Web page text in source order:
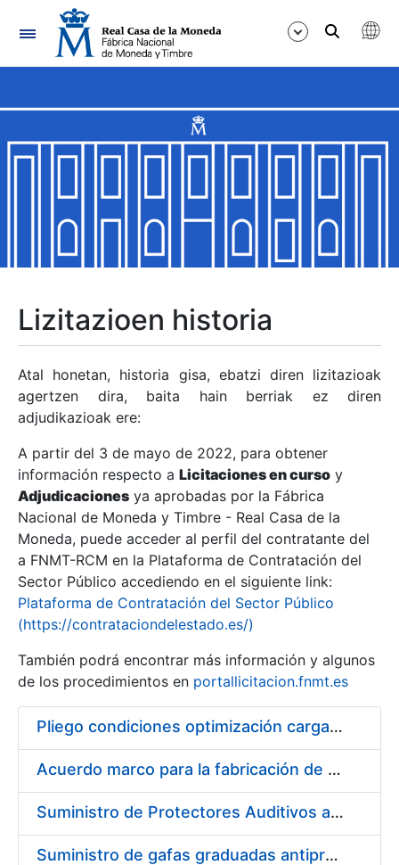
Nabigazioa
Erakutsi/Ezkutatu
Erakutsi/Ezkutatu
Erakutsi/Ezkutatu
Erakutsi/Ezkutatu
Erakutsi/Ezkutatu
Erakutsi/Ezkutatu
Erakutsi/Ezkutatu
Erakutsi/Ezkutatu
Lizitazioen historia
Atal honetan, historia gisa, ebatzi diren lizitazioak
agertzen dira, baita hain berriak ez diren
adjudikazioak ere:
A partir del 3 de mayo de 2022, para obtener
información respecto a Licitaciones en curso y
Adjudicaciones ya aprobadas por la Fábrica
Nacional de Moneda y Timbre - Real Casa de la
Moneda, puede acceder al perfil del contratante del
a FNMT-RCM en la Plataforma de Contratación del
Sector Público accediendo en el siguiente link:
Plataforma de Contratación del Sector Público
(https://contrataciondelestado.es/)
También podrá encontrar más información y algunos
de los procedimientos en portallicitacion.fnmt.es
Pliego condiciones optimización cargas compras firmado
Acuerdo marco para la fabricación de piezas
Suministro de Protectores Auditivos a medida para las personas trabajadoras de los Centros de Trabajo de Madrid y Burgos
Suministro de gafas graduadas antiproyecciones para los trabajadores de la FNMT-RCM en los centros de trabajo de Madrid y Burgos